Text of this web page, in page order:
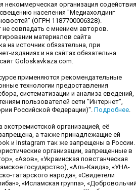
некоммерческая организация содействия
населения "Медиахолдинг
(ОГРН 1187700006328).
совпадать с мнением авторов.
материалов сайта
на источник обязательна, при
изданиях и на сайтах обязательна
Goloskavkaza.com.
применяются рекомендательные
технологии предоставления
систематизации и анализа сведений,
пользователей сети "Интернет",
Российской Федерации)". Подробнее.
экстремистской организацией, её
а также принадлежащие ей
и Instagram так же запрещены в России.
организации, запрещенные в
«Азов», «Украинская повстанческая
государство), «Аль-Каида», «УНА-
татарского народа», «Свидетели
«Исламская группа»,